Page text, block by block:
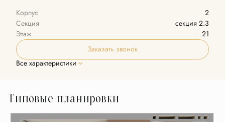
Корпус
2
Секция
секция 2.3
Этаж
21
Заказать звонок
Все характеристики
Типовые планировки